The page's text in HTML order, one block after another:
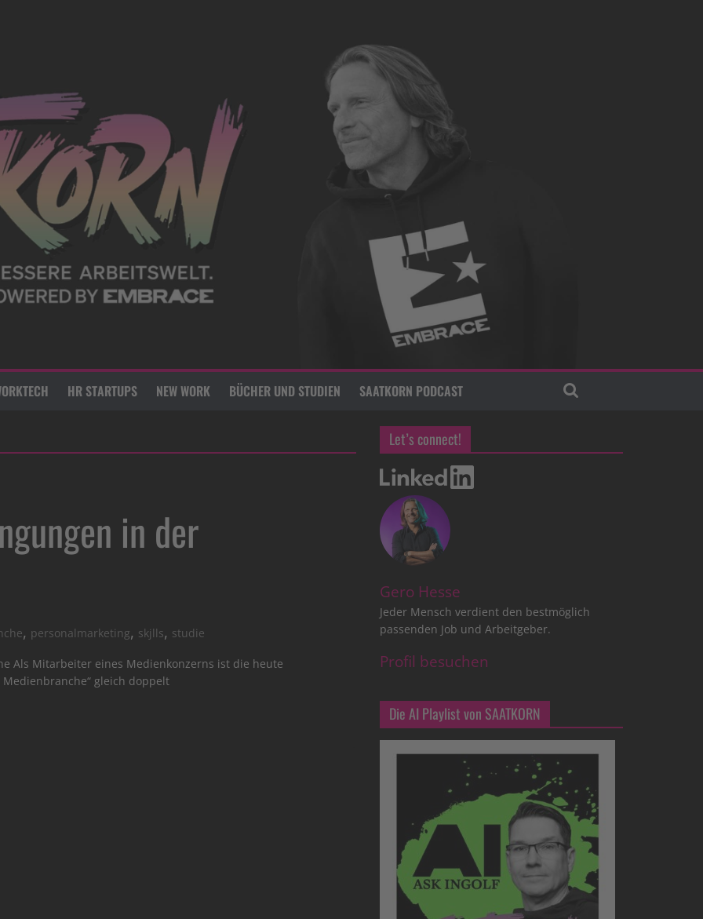
HR STARTUPS NEW WORK BÜCHER UND STUDIEN SAATKORN PODCAST
in der
, personalmarketing, skjlls, studie
Als Mitarbeiter eines Medienkonzerns ist die heute
gleich doppelt
Let’s connect!
Gero Hesse
Jeder Mensch verdient den bestmöglich
passenden Job und Arbeitgeber.
Profil besuchen
Die AI Playlist von SAATKORN